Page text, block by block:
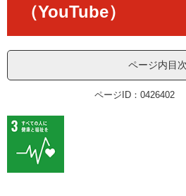
（YouTube）
ページ内目次
ページID：0426402